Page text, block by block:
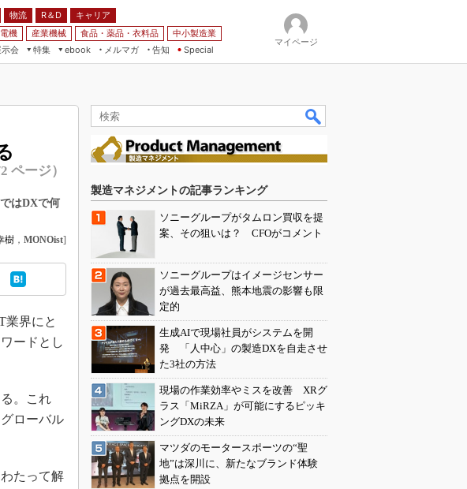
物流 R＆D
キャリア
電機 産業機械 食品・薬品・衣料品
中小製造業
示会
特集
ebook
メルマガ
告知 Special
マイページ
2 ページ）
はDXで何
樹 ， MONOist]
業界にと
ードとし
る。これ
ローバル
たって解
製造マネジメントの記事ランキング
ソニーグループがタムロン買収を提
案、その狙いは？ CFOがコメント
ソニーグループはイメージセンサー
が過去最高益、熊本地震の影響も限
定的
生成AIで現場社員がシステムを開
発 「人中心」の製造DXを自走させ
た3社の方法
現場の作業効率やミスを改善 XRグ
ラス「MiRZA」が可能にするピッキ
ングDXの未来
マツダのモータースポーツの“聖
地”は深川に、新たなブランド体験
拠点を開設